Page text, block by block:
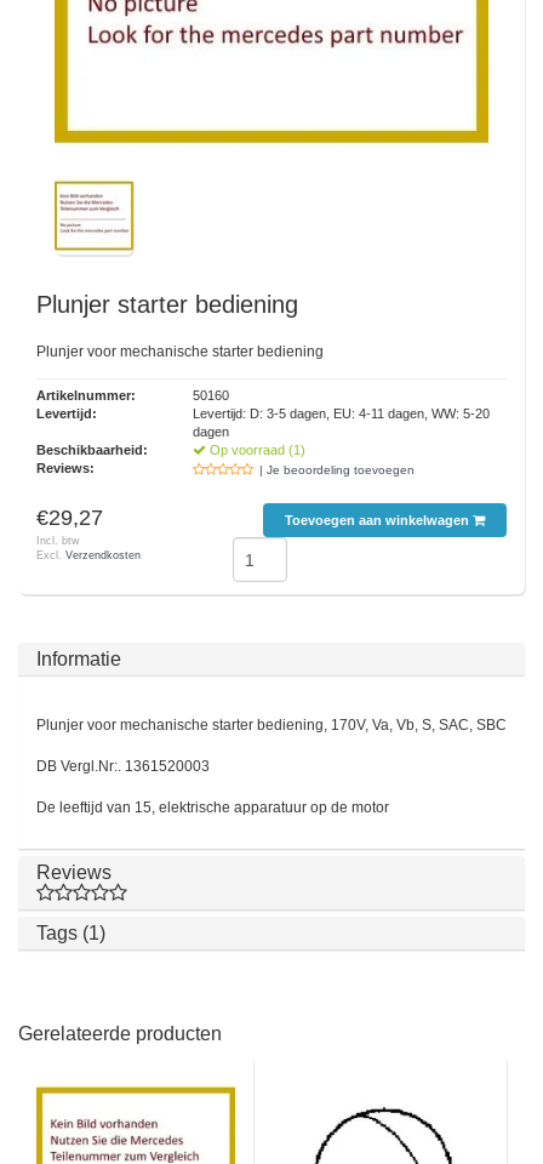
Plunjer starter bediening
Plunjer voor mechanische starter bediening
Artikelnummer:
50160
Levertijd:
Levertijd: D: 3-5 dagen, EU: 4-11 dagen, WW: 5-20
dagen
Beschikbaarheid:
Op voorraad (1)
Reviews:
| Je beoordeling toevoegen
€29,27
Incl. btw
Excl. Verzendkosten
Toevoegen aan winkelwagen
Informatie
Plunjer voor mechanische starter bediening, 170V, Va, Vb, S, SAC, SBC
DB Vergl.Nr:. 1361520003
De leeftijd van 15, elektrische apparatuur op de motor
Reviews
Tags (1)
Gerelateerde producten